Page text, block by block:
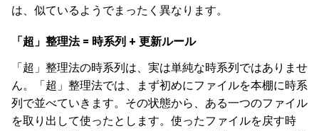
は、似ているようでまったく異なります。
「超」整理法 = 時系列 + 更新ルール
「超」整理法の時系列は、実は単純な時系列ではありませ
ん。「超」整理法では、まず初めにファイルを本棚に時系
列で並べていきます。その状態から、ある一つのファイル
を取り出して使ったとします。使ったファイルを戻す時